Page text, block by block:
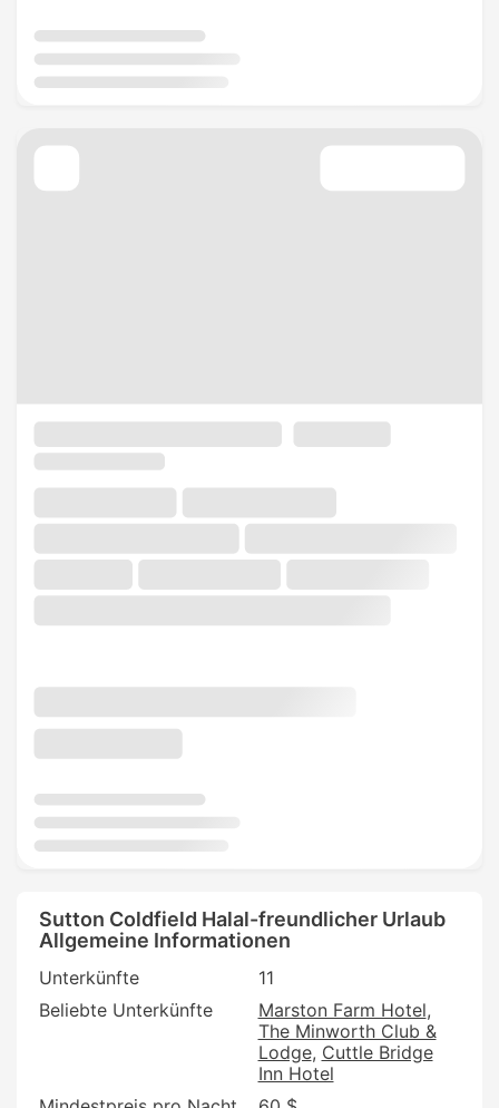
Sutton Coldfield Halal-freundlicher Urlaub
Allgemeine Informationen
Unterkünfte
11
Beliebte Unterkünfte
Marston Farm Hotel
The Minworth Club &
Lodge Cuttle Bridge
Inn Hotel